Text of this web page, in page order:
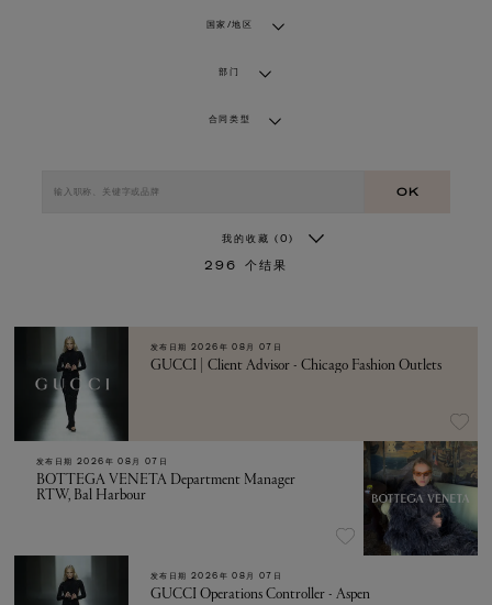
加入我们
国家/地区
部门
合同类型
OK
我的收藏 (0)
296 个结果
发布日期 2026年 08月 07日
GUCCI | Client Advisor - Chicago Fashion Outlets
发布日期 2026年 08月 07日
BOTTEGA VENETA Department Manager
RTW, Bal Harbour
发布日期 2026年 08月 07日
GUCCI Operations Controller - Aspen